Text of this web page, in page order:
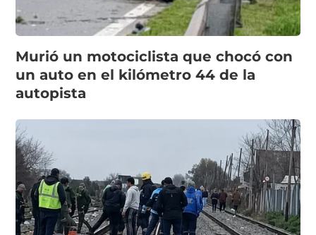
Murió un motociclista que chocó con
un auto en el kilómetro 44 de la
autopista